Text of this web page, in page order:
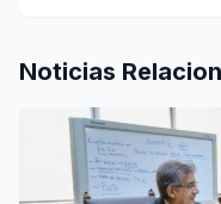
Noticias